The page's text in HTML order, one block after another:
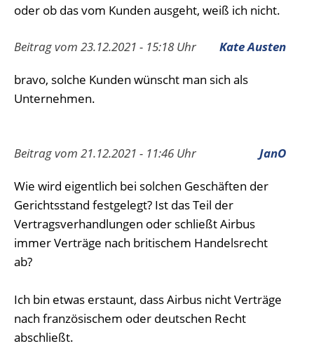
oder ob das vom Kunden ausgeht, weiß ich nicht.
Beitrag vom 23.12.2021 - 15:18 Uhr Kate Austen
bravo, solche Kunden wünscht man sich als
Unternehmen.
Beitrag vom 21.12.2021 - 11:46 Uhr JanO
Wie wird eigentlich bei solchen Geschäften der
Gerichtsstand festgelegt? Ist das Teil der
Vertragsverhandlungen oder schließt Airbus
immer Verträge nach britischem Handelsrecht
ab?
Ich bin etwas erstaunt, dass Airbus nicht Verträge
nach französischem oder deutschen Recht
abschließt.